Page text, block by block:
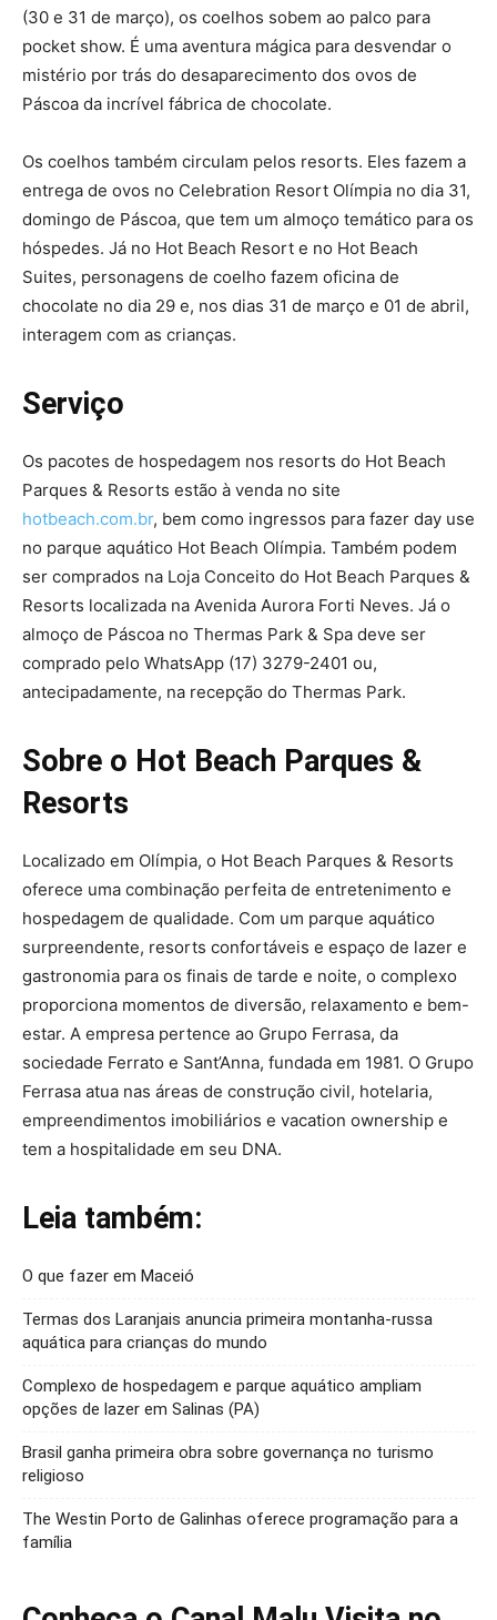
(30 e 31 de março), os coelhos sobem ao palco para
pocket show. É uma aventura mágica para desvendar o
mistério por trás do desaparecimento dos ovos de
Páscoa da incrível fábrica de chocolate.
Os coelhos também circulam pelos resorts. Eles fazem a
entrega de ovos no Celebration Resort Olímpia no dia 31,
domingo de Páscoa, que tem um almoço temático para os
hóspedes. Já no Hot Beach Resort e no Hot Beach
Suites, personagens de coelho fazem oficina de
chocolate no dia 29 e, nos dias 31 de março e 01 de abril,
interagem com as crianças.
Serviço
Os pacotes de hospedagem nos resorts do Hot Beach
Parques & Resorts estão à venda no site
hotbeach.com.br, bem como ingressos para fazer day use
no parque aquático Hot Beach Olímpia. Também podem
ser comprados na Loja Conceito do Hot Beach Parques &
Resorts localizada na Avenida Aurora Forti Neves. Já o
almoço de Páscoa no Thermas Park & Spa deve ser
comprado pelo WhatsApp (17) 3279-2401 ou,
antecipadamente, na recepção do Thermas Park.
Sobre o Hot Beach Parques &
Resorts
Localizado em Olímpia, o Hot Beach Parques & Resorts
oferece uma combinação perfeita de entretenimento e
hospedagem de qualidade. Com um parque aquático
surpreendente, resorts confortáveis e espaço de lazer e
gastronomia para os finais de tarde e noite, o complexo
proporciona momentos de diversão, relaxamento e bem-
estar. A empresa pertence ao Grupo Ferrasa, da
sociedade Ferrato e Sant’Anna, fundada em 1981. O Grupo
Ferrasa atua nas áreas de construção civil, hotelaria,
empreendimentos imobiliários e vacation ownership e
tem a hospitalidade em seu DNA.
Leia também:
O que fazer em Maceió
Termas dos Laranjais anuncia primeira montanha-russa
aquática para crianças do mundo
Complexo de hospedagem e parque aquático ampliam
opções de lazer em Salinas (PA)
Brasil ganha primeira obra sobre governança no turismo
religioso
The Westin Porto de Galinhas oferece programação para a
família